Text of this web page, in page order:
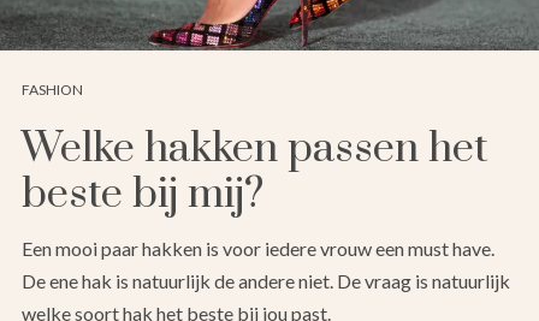
FASHION
Welke hakken passen het
beste bij mij?
Een mooi paar hakken is voor iedere vrouw een must have.
De ene hak is natuurlijk de andere niet. De vraag is natuurlijk
welke soort hak het beste bij jou past.